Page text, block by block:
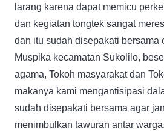
larang karena dapat memicu
dan kegiatan tongtek sangat
dan itu sudah disepakati bersama
Muspika kecamatan Sukolilo,
agama, Tokoh masyarakat dan
makanya kami mengantisipasi
sudah disepakati bersama agar
menimbulkan tawuran antar warga.